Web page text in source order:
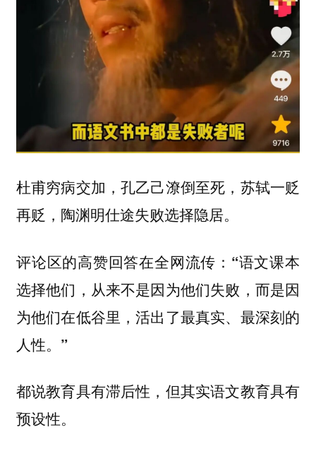
杜甫穷病交加，孔乙己潦倒至死，苏轼一贬
再贬，陶渊明仕途失败选择隐居。
评论区的高赞回答在全网流传： “语文课本
选择他们，从来不是因为他们失败，而是因
为他们在低谷里，活出了最真实、最深刻的
人性。”
都说教育具有滞后性，但其实语文教育具有
预设性。